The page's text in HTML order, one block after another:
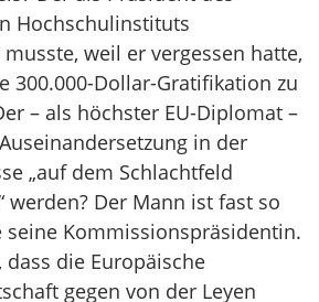
Hochschulinstituts
weil er vergessen hatte,
300.000-Dollar-Gratifikation zu
– als höchster EU-Diplomat –
in der
„auf dem Schlachtfeld
werden? Der Mann ist fast so
Kommissionspräsidentin.
dass die Europäische
gegen von der Leyen